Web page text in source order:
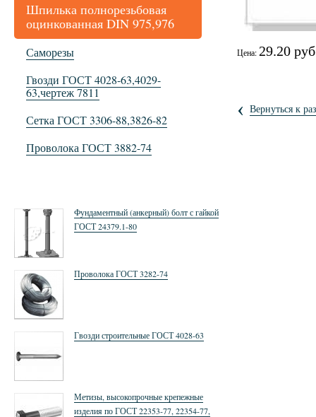
Шпилька полнорезьбовая
оцинкованная DIN 975,976
Саморезы
Гвозди ГОСТ 4028-63,4029-
63,чертеж 7811
Сетка ГОСТ 3306-88,3826-82
Проволока ГОСТ 3882-74
Фундаментный (анкерный) болт с гайкой
ГОСТ 24379.1-80
Проволока ГОСТ 3282-74
Гвозди строительные ГОСТ 4028-63
Метизы, высокопрочные крепежные
изделия по ГОСТ 22353-77, 22354-77,
Цена: 29.20
‹ Вернуться к